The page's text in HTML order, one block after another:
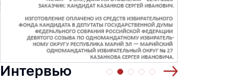
Интервью